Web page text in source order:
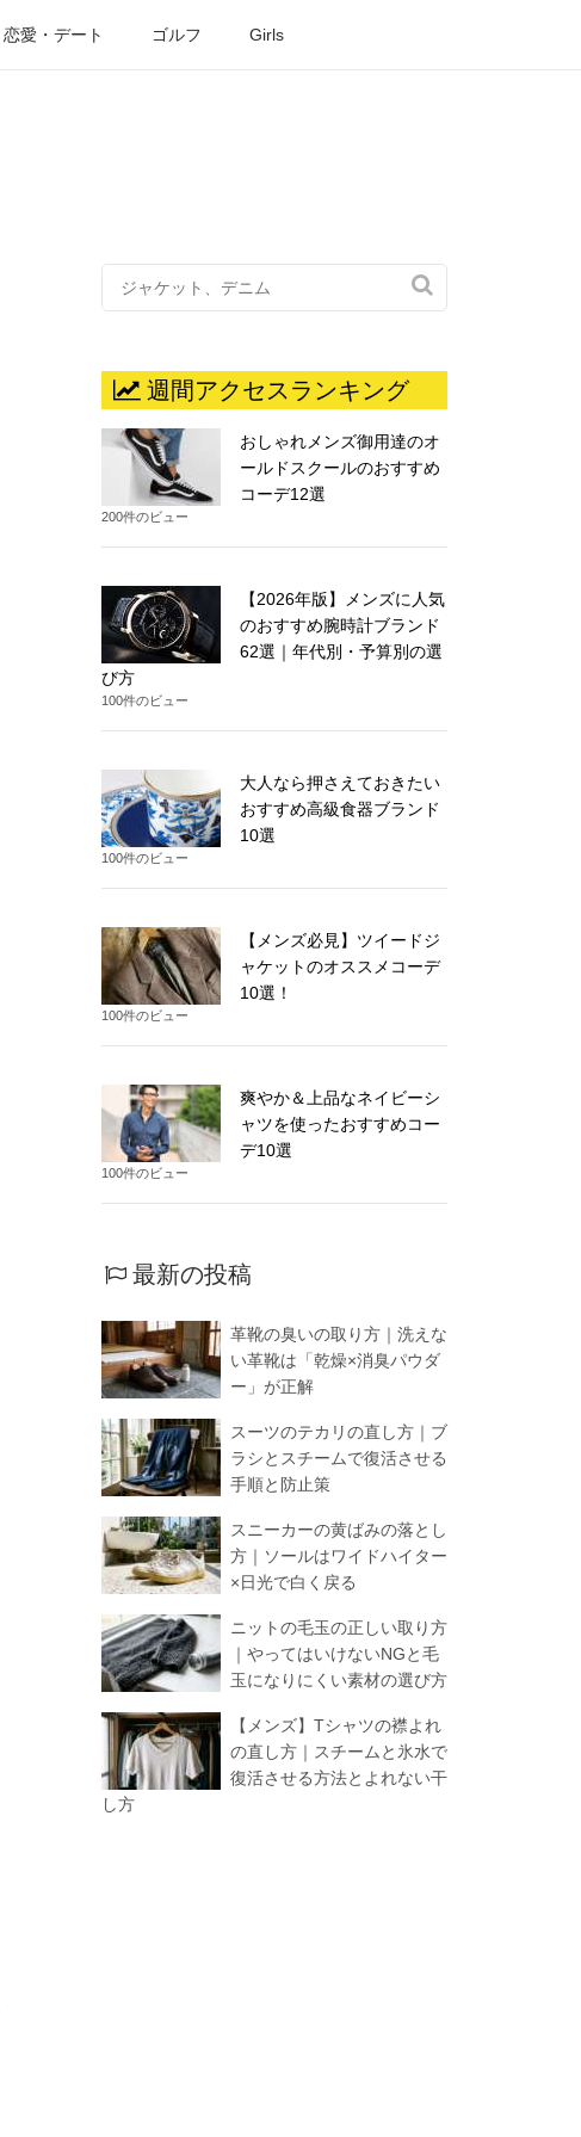
恋愛・デート ゴルフ Girls

週間アクセスランキング
おしゃれメンズ御用達のオ
ールドスクールのおすすめ
コーデ12選
200件のビュー
【2026年版】メンズに人気
のおすすめ腕時計ブランド
62選｜年代別・予算別の選
び方
100件のビュー
大人なら押さえておきたい
おすすめ高級食器ブランド
10選
100件のビュー
【メンズ必見】ツイードジ
ャケットのオススメコーデ
10選！
100件のビュー
爽やか＆上品なネイビーシ
ャツを使ったおすすめコー
デ10選
100件のビュー
最新の投稿
革靴の臭いの取り方｜洗えな
い革靴は「乾燥×消臭パウダ
ー」が正解
スーツのテカリの直し方｜ブ
ラシとスチームで復活させる
手順と防止策
スニーカーの黄ばみの落とし
方｜ソールはワイドハイター
×日光で白く戻る
ニットの毛玉の正しい取り方
｜やってはいけないNGと毛
玉になりにくい素材の選び方
【メンズ】Tシャツの襟よれ
の直し方｜スチームと氷水で
復活させる方法とよれない干
し方